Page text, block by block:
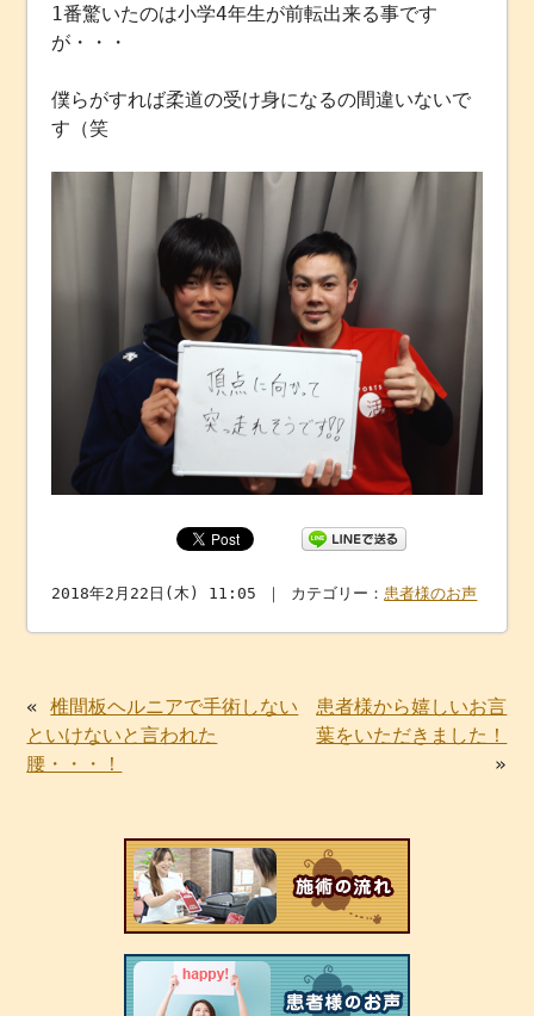
1番驚いたのは小学4年生が前転出来る事です
が・・・
僕らがすれば柔道の受け身になるの間違いないで
す（笑
2018年2月22日(木) 11:05 ｜ カテゴリー： 患者様のお声
«椎間板ヘルニアで手術しない
といけないと言われた
腰・・・！
患者様から嬉しいお言
葉をいただきました！
»